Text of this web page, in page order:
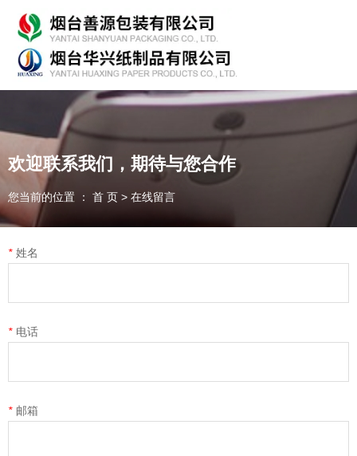
专业从事产品包装的研发、生产、销售，欢迎咨询！
随时为客户提供各种纸箱、纸板
全国咨询热线：
135-7354-8183
欢迎联系我们，期待与您合作
您当前的位置 ： 首 页 > 在线留言
* 姓名
* 电话
* 邮箱